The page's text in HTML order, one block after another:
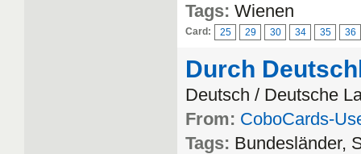
Tags: Wienen
Card: 25 29 30 34 35 36
Durch
Deutsch / Deutsche
From: CoboCards-
Tags: Bundesländer,